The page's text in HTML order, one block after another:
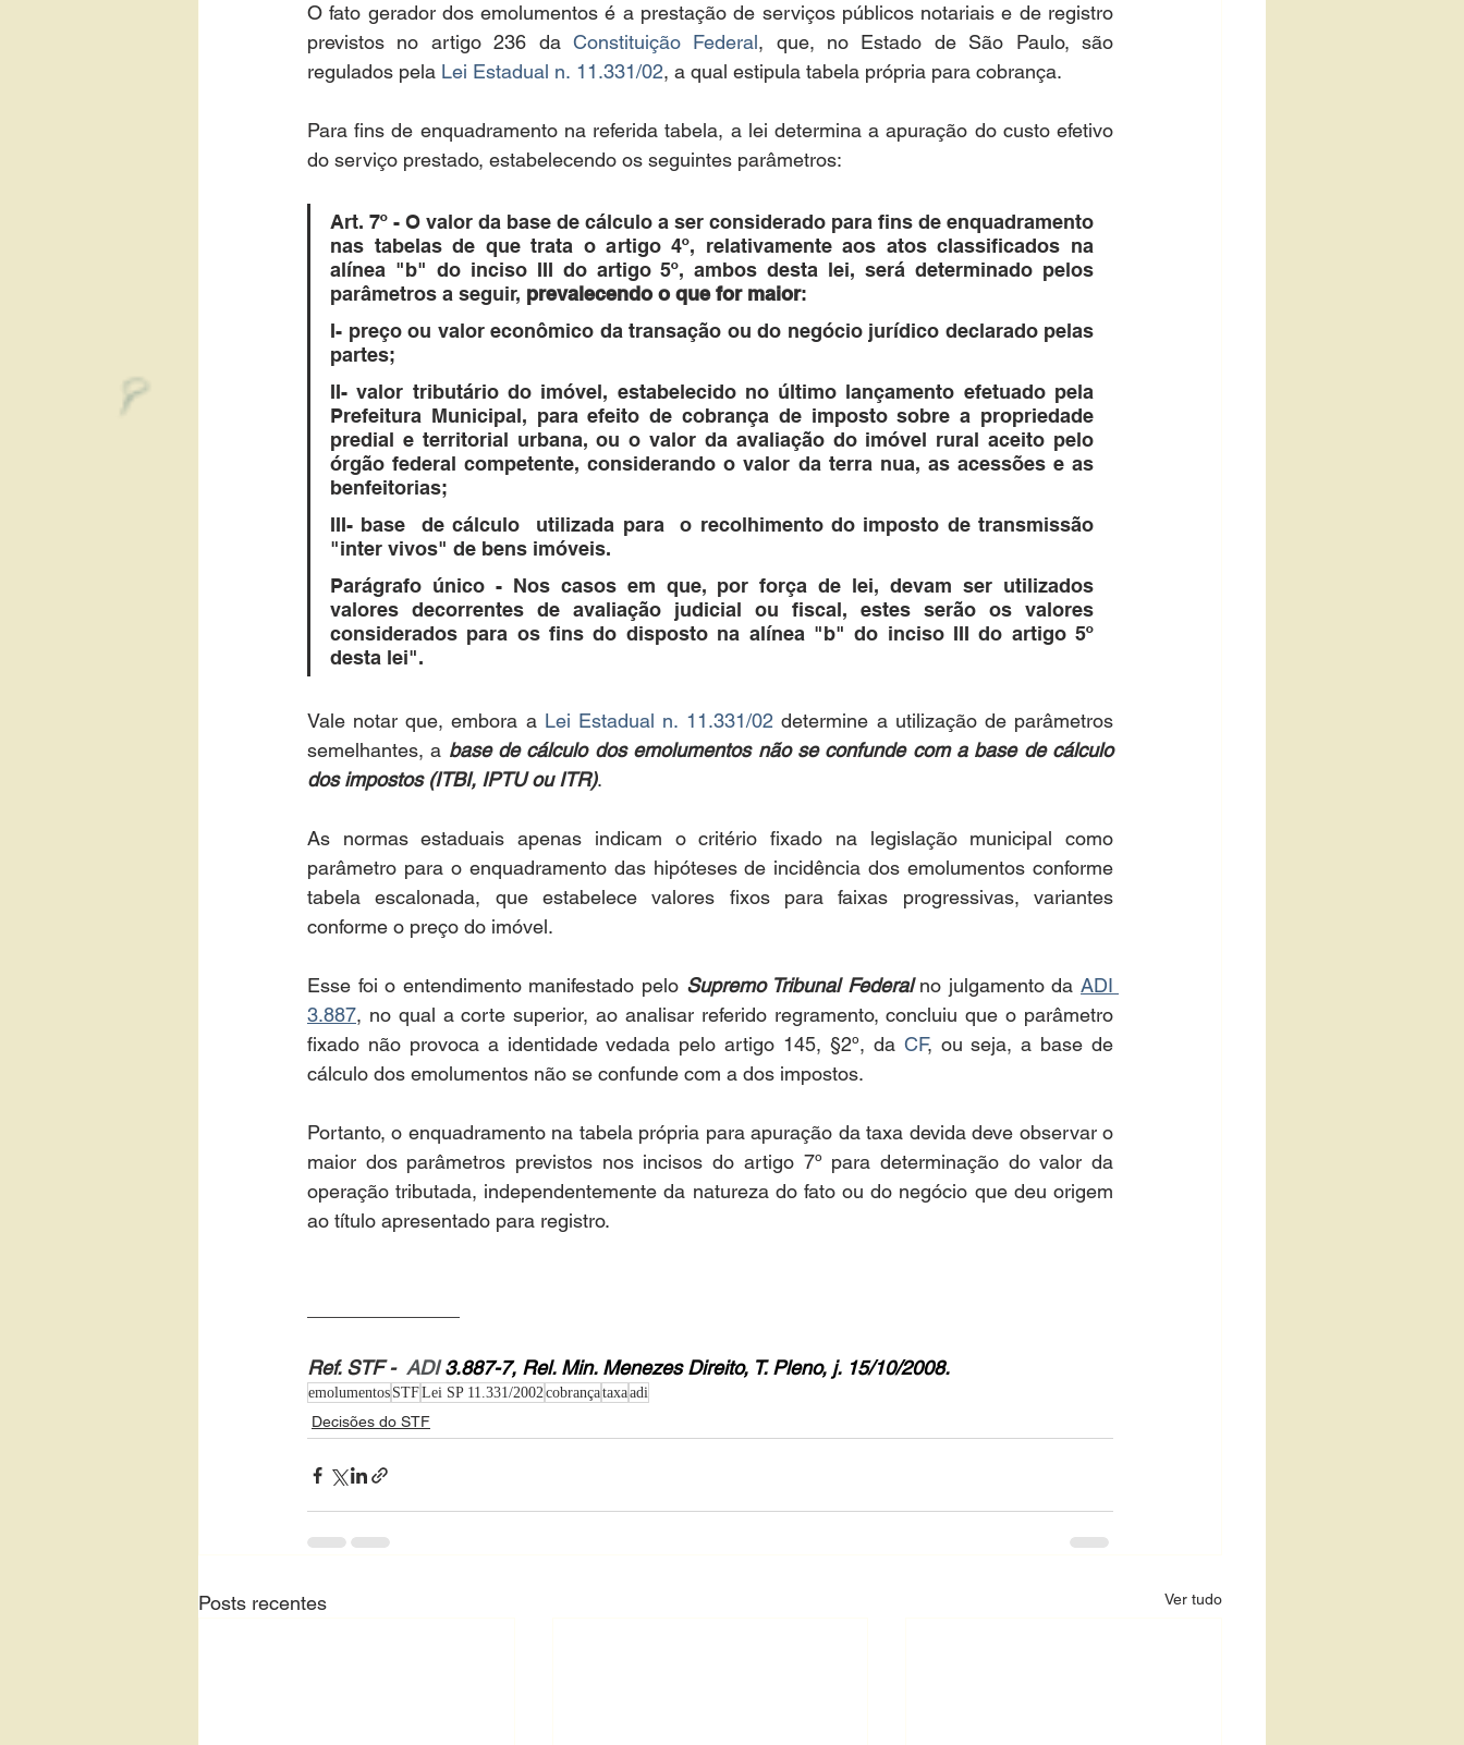
O fato gerador dos emolumentos é a prestação de serviços públicos notariais e de registro
previstos no artigo 236 da Constituição Federal, que, no Estado de São Paulo, são
regulados pela Lei Estadual n. 11.331/02, a qual estipula tabela própria para cobrança.
Para fins de enquadramento na referida tabela, a lei determina a apuração do custo efetivo
do serviço prestado, estabelecendo os seguintes parâmetros:
Art. 7º - O valor da base de cálculo a ser considerado para fins de enquadramento
nas tabelas de que trata o artigo 4º, relativamente aos atos classificados na
alínea "b" do inciso III do artigo 5º, ambos desta lei, será determinado pelos
parâmetros a seguir, prevalecendo o que for maior:
I- preço ou valor econômico da transação ou do negócio jurídico declarado pelas
partes;
II- valor tributário do imóvel, estabelecido no último lançamento efetuado pela
Prefeitura Municipal, para efeito de cobrança de imposto sobre a propriedade
predial e territorial urbana, ou o valor da avaliação do imóvel rural aceito pelo
órgão federal competente, considerando o valor da terra nua, as acessões e as
benfeitorias;
III- base  de cálculo  utilizada para  o recolhimento do imposto de transmissão
"inter vivos" de bens imóveis.
Parágrafo único - Nos casos em que, por força de lei, devam ser utilizados
valores decorrentes de avaliação judicial ou fiscal, estes serão os valores
considerados para os fins do disposto na alínea "b" do inciso III do artigo 5º
desta lei".
Vale notar que, embora a Lei Estadual n. 11.331/02 determine a utilização de parâmetros
semelhantes, a base de cálculo dos emolumentos não se confunde com a base de cálculo
dos impostos (ITBI, IPTU ou ITR).
As normas estaduais apenas indicam o critério fixado na legislação municipal como
parâmetro para o enquadramento das hipóteses de incidência dos emolumentos conforme
tabela escalonada, que estabelece valores fixos para faixas progressivas, variantes
conforme o preço do imóvel.
Esse foi o entendimento manifestado pelo Supremo Tribunal Federal no julgamento da ADI
3.887, no qual a corte superior, ao analisar referido regramento, concluiu que o parâmetro
fixado não provoca a identidade vedada pelo artigo 145, §2º, da CF, ou seja, a base de
cálculo dos emolumentos não se confunde com a dos impostos.
Portanto, o enquadramento na tabela própria para apuração da taxa devida deve observar o
maior dos parâmetros previstos nos incisos do artigo 7º para determinação do valor da
operação tributada, independentemente da natureza do fato ou do negócio que deu origem
ao título apresentado para registro.
Ref. STF - ADI 3.887-7, Rel. Min. Menezes Direito, T. Pleno, j. 15/10/2008.
emolumentos STFLei SP 11.331/2002cobrançataxaadi
Decisões do STF
Posts recentes Ver tudo